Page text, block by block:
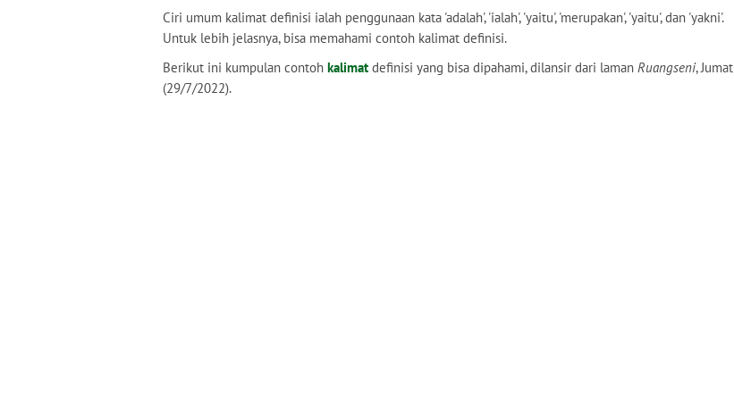
Ciri umum kalimat definisi ialah penggunaan kata 'adalah', 'ialah', 'yaitu', 'merupakan', 'yaitu', dan 'yakni'.
Untuk lebih jelasnya, bisa memahami contoh kalimat definisi.
Berikut ini kumpulan contoh kalimat definisi yang bisa dipahami, dilansir dari laman Ruangseni, Jumat
(29/7/2022).